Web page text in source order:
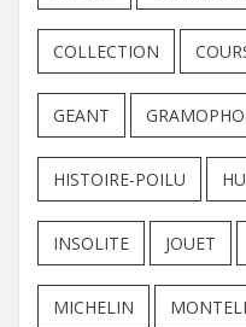
COLLECTION
GEANT
HISTOIRE-POILU
INSOLITE JOUET
MICHELIN